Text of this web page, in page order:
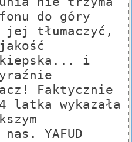
do góry
jej tłumaczyć,
kiepska... i
Faktycznie
latka wykazała
YAFUD